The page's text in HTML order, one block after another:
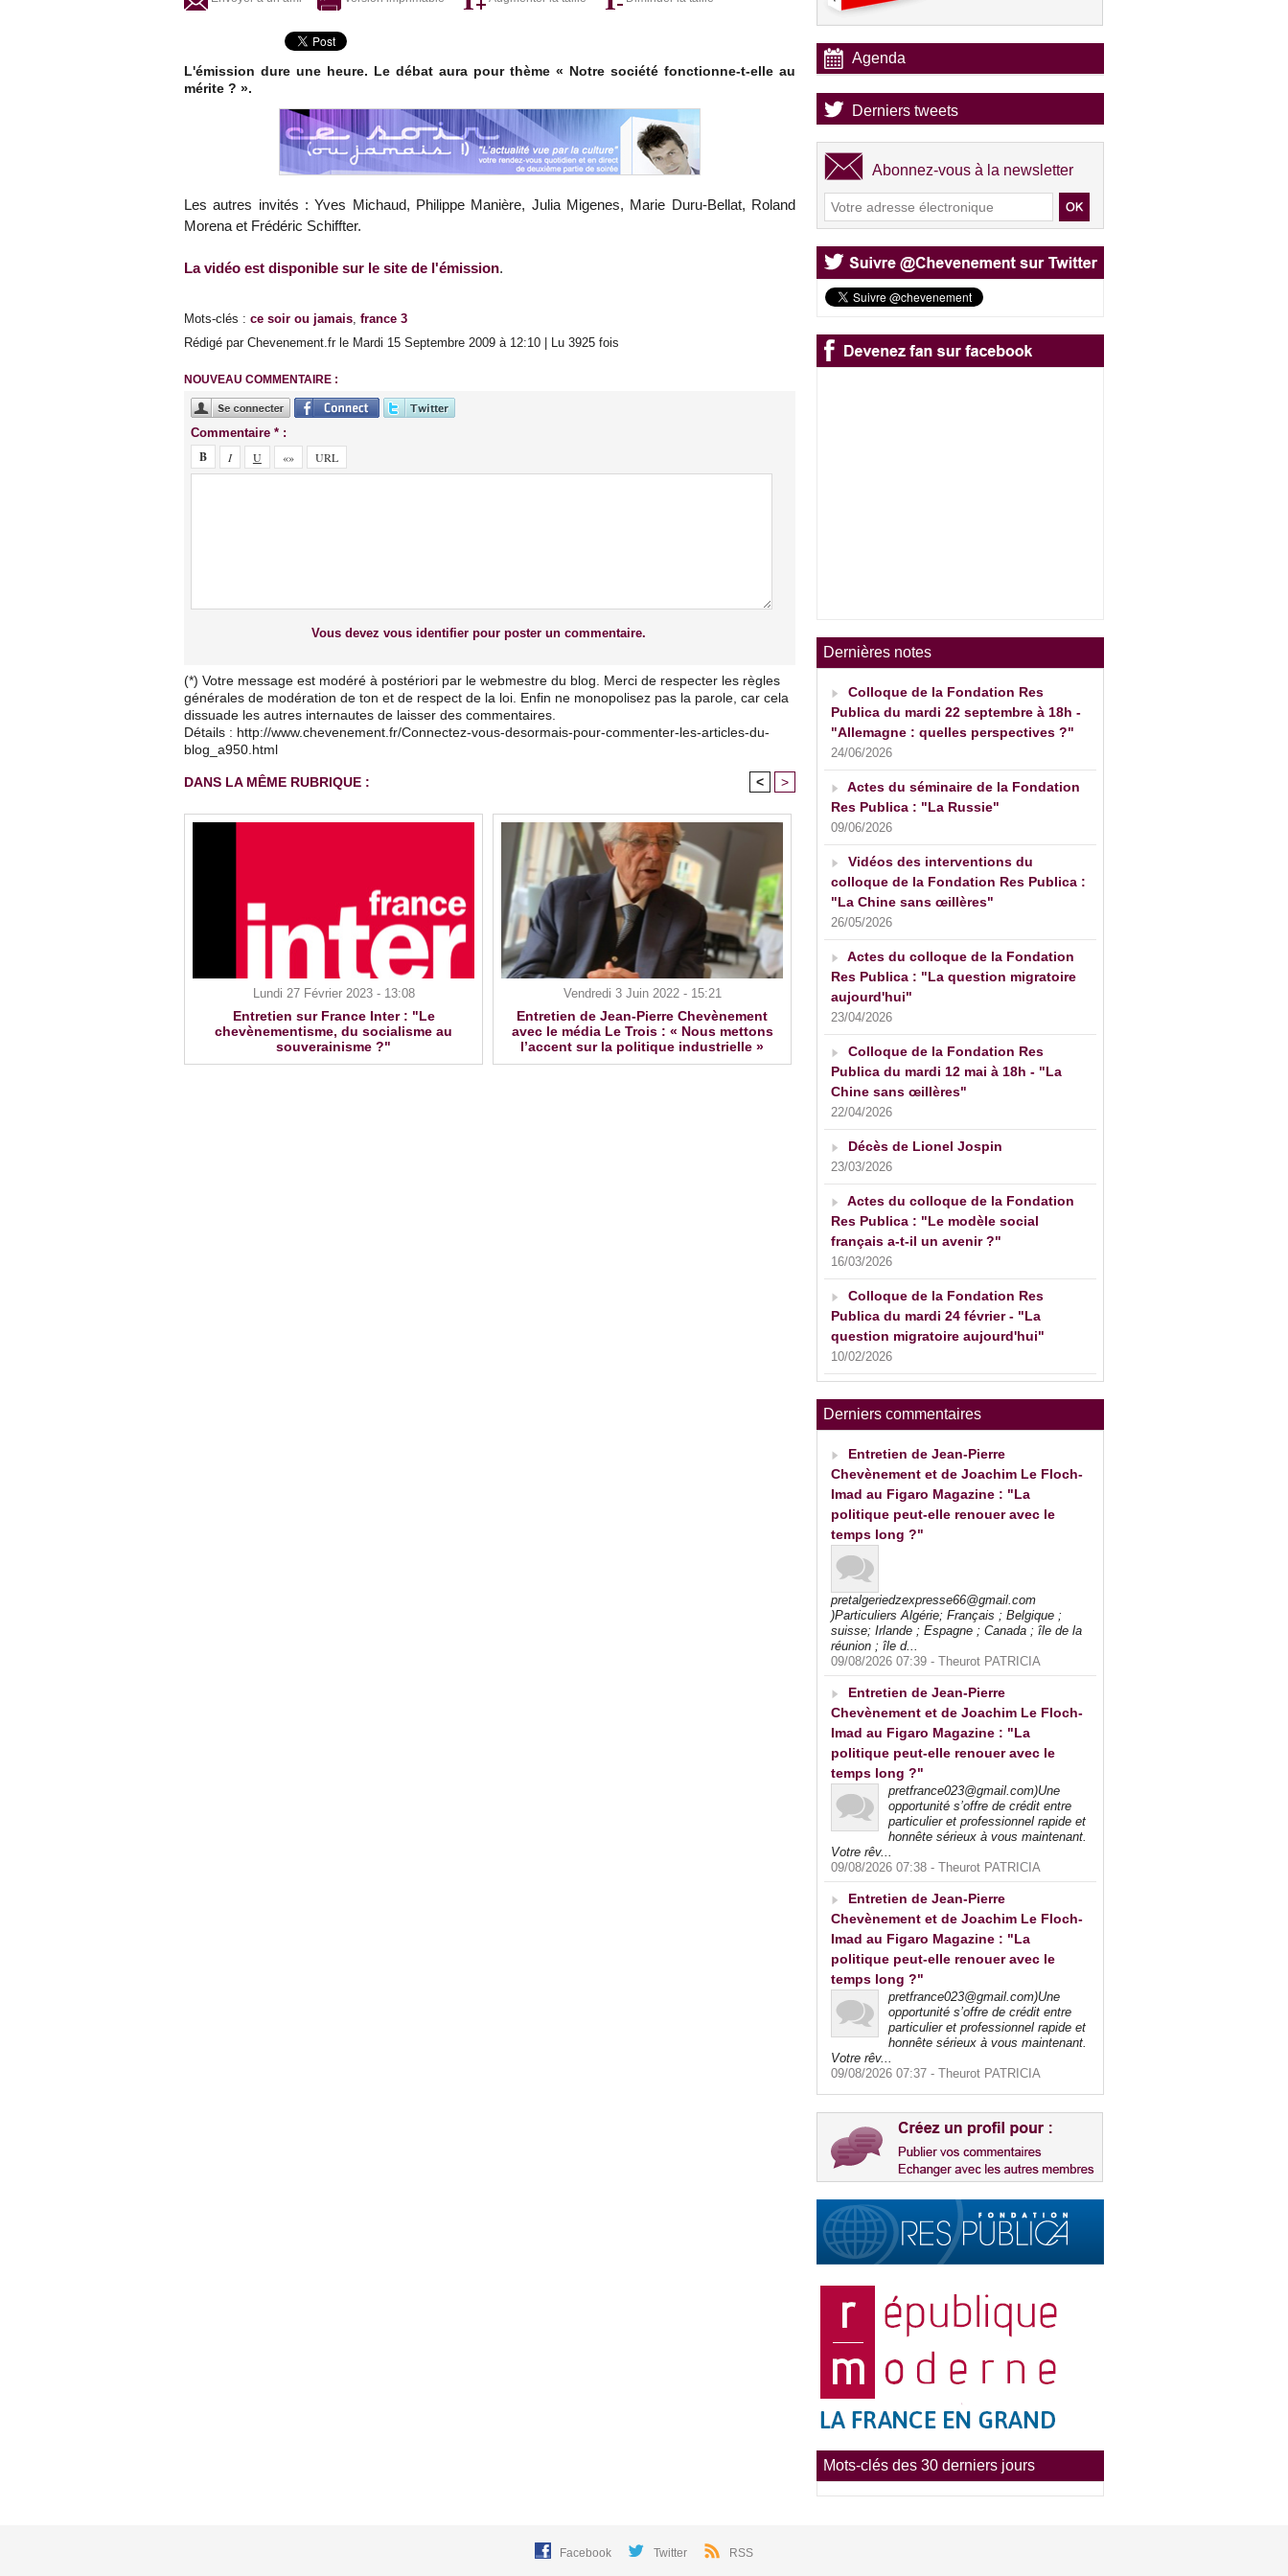
L'émission dure une heure. Le débat aura pour thème « Notre société fonctionne-t-elle au
mérite ? ».
Les autres invités : Yves Michaud, Philippe Manière, Julia Migenes, Marie Duru-Bellat, Roland
Morena et Frédéric Schiffter.
La vidéo est disponible sur le site de l'émission.
Mots-clés : ce soir ou jamais, france 3
Rédigé par Chevenement.fr le Mardi 15 Septembre 2009 à 12:10 | Lu 3925 fois
NOUVEAU COMMENTAIRE :
Commentaire * :
Vous devez vous identifier pour poster un commentaire.
(*) Votre message est modéré à postériori par le webmestre du blog. Merci de respecter les règles
générales de modération de ton et de respect de la loi. Enfin ne monopolisez pas la parole, car cela
dissuade les autres internautes de laisser des commentaires.
Détails : http://www.chevenement.fr/Connectez-vous-desormais-pour-commenter-les-articles-du-
blog_a950.html
DANS LA MÊME RUBRIQUE : < >
Lundi 27 Février 2023 - 13:08
Entretien sur France Inter : "Le
chevènementisme, du socialisme au
souverainisme ?"
Vendredi 3 Juin 2022 - 15:21
Entretien de Jean-Pierre Chevènement
avec le média Le Trois : « Nous mettons
l’accent sur la politique industrielle »
Agenda
Derniers tweets
Abonnez-vous à la newsletter
Dernières notes
Colloque de la Fondation Res
Publica du mardi 22 septembre à 18h -
"Allemagne : quelles perspectives ?"
24/06/2026
Actes du séminaire de la Fondation
Res Publica : "La Russie"
09/06/2026
Vidéos des interventions du
colloque de la Fondation Res Publica :
"La Chine sans œillères"
26/05/2026
Actes du colloque de la Fondation
Res Publica : "La question migratoire
aujourd'hui"
23/04/2026
Colloque de la Fondation Res
Publica du mardi 12 mai à 18h - "La
Chine sans œillères"
22/04/2026
Décès de Lionel Jospin
23/03/2026
Actes du colloque de la Fondation
Res Publica : "Le modèle social
français a-t-il un avenir ?"
16/03/2026
Colloque de la Fondation Res
Publica du mardi 24 février - "La
question migratoire aujourd'hui"
10/02/2026
Derniers commentaires
Entretien de Jean-Pierre
Chevènement et de Joachim Le Floch-
Imad au Figaro Magazine : "La
politique peut-elle renouer avec le
temps long ?"
pretalgeriedzexpresse66@gmail.com
)Particuliers Algérie; Français ; Belgique ;
suisse; Irlande ; Espagne ; Canada ; île de la
réunion ; île d...
09/08/2026 07:39 - Theurot PATRICIA
Entretien de Jean-Pierre
Chevènement et de Joachim Le Floch-
Imad au Figaro Magazine : "La
politique peut-elle renouer avec le
temps long ?"
pretfrance023@gmail.com)Une
opportunité s’offre de crédit entre
particulier et professionnel rapide et
honnête sérieux à vous maintenant.
Votre rêv...
09/08/2026 07:38 - Theurot PATRICIA
Entretien de Jean-Pierre
Chevènement et de Joachim Le Floch-
Imad au Figaro Magazine : "La
politique peut-elle renouer avec le
temps long ?"
pretfrance023@gmail.com)Une
opportunité s’offre de crédit entre
particulier et professionnel rapide et
honnête sérieux à vous maintenant.
Votre rêv...
09/08/2026 07:37 - Theurot PATRICIA
Mots-clés des 30 derniers jours
Facebook Twitter RSS